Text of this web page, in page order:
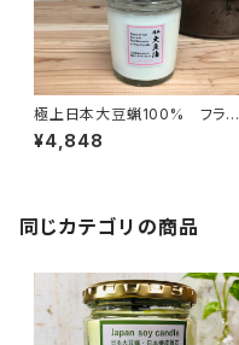
極上日本大豆蝋100% フラン
キンセンス 日本ソイキャンド
ル
¥4,848
同じカテゴリの商品